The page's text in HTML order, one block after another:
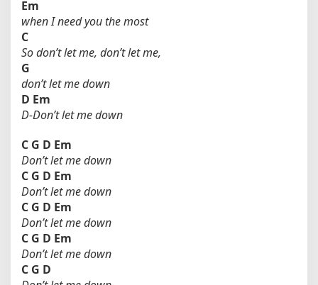
Em
when I need you the most
C
So don’t let me, don’t let me,
G
don’t let me down
D Em
D-Don’t let me down
C G D Em
Don’t let me down
C G D Em
Don’t let me down
C G D Em
Don’t let me down
C G D Em
Don’t let me down
C G D